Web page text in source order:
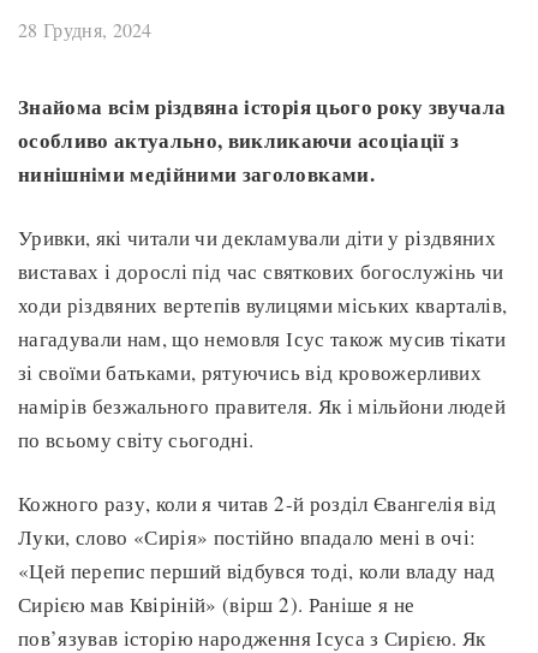
28 Грудня, 2024
Знайома всім різдвяна історія цього року звучала
особливо актуально, викликаючи асоціації з
нинішніми медійними заголовками.
Уривки, які читали чи декламували діти у різдвяних
виставах і дорослі під час святкових богослужінь чи
ходи різдвяних вертепів вулицями міських кварталів,
нагадували нам, що немовля Ісус також мусив тікати
зі своїми батьками, рятуючись від кровожерливих
намірів безжального правителя. Як і мільйони людей
по всьому світу сьогодні.
Кожного разу, коли я читав 2-й розділ Євангелія від
Луки, слово «Сирія» постійно впадало мені в очі:
«Цей перепис перший відбувся тоді, коли владу над
Сирією мав Квіріній» (вірш 2). Раніше я не
пов’язував історію народження Ісуса з Сирією. Як